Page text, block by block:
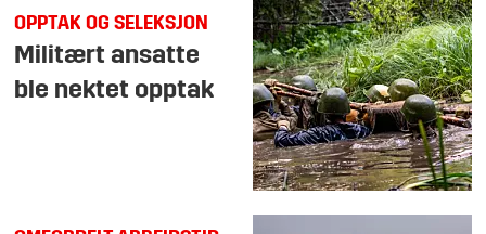
OPPTAK OG SELEKSJON
Militært ansatte
ble nektet opptak